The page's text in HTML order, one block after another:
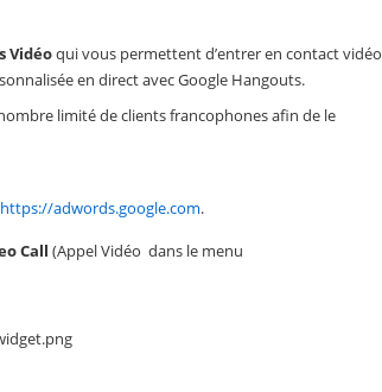
Vidéo qui vous permettent d’entrer en contact vidéo
en direct avec Google Hangouts.
limité de clients francophones afin de le
https://adwords.google.com.
Call